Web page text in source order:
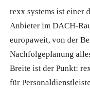
rexx systems ist einer
Anbieter im DACH-
europaweit, von der
Nachfolgeplanung
Breite ist der Punkt:
für